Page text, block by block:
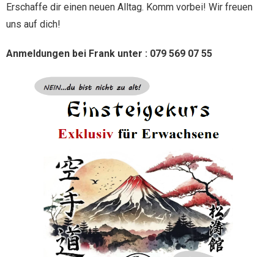
Kontakt
Erschaffe dir einen neuen Alltag. Komm vorbei! Wir freuen
uns auf dich!
Anmeldungen bei Frank unter : 079 569 07 55